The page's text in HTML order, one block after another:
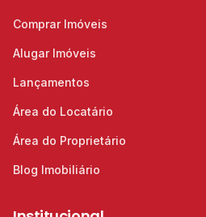
Comprar Imóveis
Alugar Imóveis
Lançamentos
Área do Locatário
Área do Proprietário
Blog Imobiliário